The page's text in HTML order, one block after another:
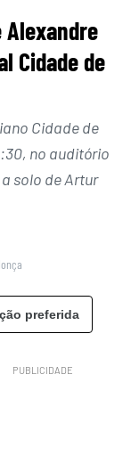
Cidade de
Cidade de
no auditório
solo de Artur
preferida